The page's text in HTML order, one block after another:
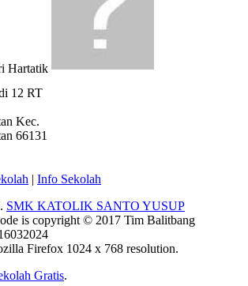
Hartatik
12 RT
Kec.
66131
| Info Sekolah
SMK KATOLIK SANTO YUSUP
is copyright © 2017 Tim Balitbang
Firefox 1024 x 768 resolution.
Gratis.